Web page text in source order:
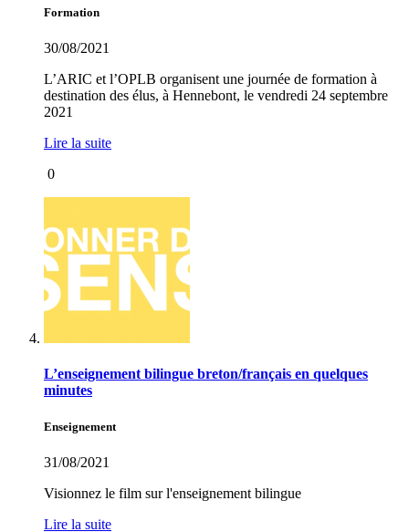
Formation
30/08/2021
L’ARIC et l’OPLB organisent une journée de formation à
destination des élus, à Hennebont, le vendredi 24 septembre
2021
Lire la suite
0
L’enseignement bilingue breton/français en quelques
minutes
Enseignement
31/08/2021
Visionnez le film sur l'enseignement bilingue
Lire la suite